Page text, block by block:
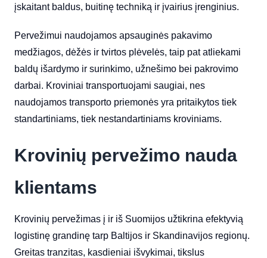
įskaitant baldus, buitinę techniką ir įvairius įrenginius.
Pervežimui naudojamos apsauginės pakavimo
medžiagos, dėžės ir tvirtos plėvelės, taip pat atliekami
baldų išardymo ir surinkimo, užnešimo bei pakrovimo
darbai. Kroviniai transportuojami saugiai, nes
naudojamos transporto priemonės yra pritaikytos tiek
standartiniams, tiek nestandartiniams kroviniams.
Krovinių pervežimo nauda
klientams
Krovinių pervežimas į ir iš Suomijos užtikrina efektyvią
logistinę grandinę tarp Baltijos ir Skandinavijos regionų.
Greitas tranzitas, kasdieniai išvykimai, tikslus